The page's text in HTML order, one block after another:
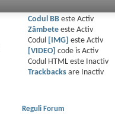
Codul BBeste Activ
Zâmbeteeste Activ
Codul
[IMG] este Activ
[VIDEO]
code is Activ
Codul HTML este
Inactiv
Trackbacksare
Inactiv
Reguli Forum